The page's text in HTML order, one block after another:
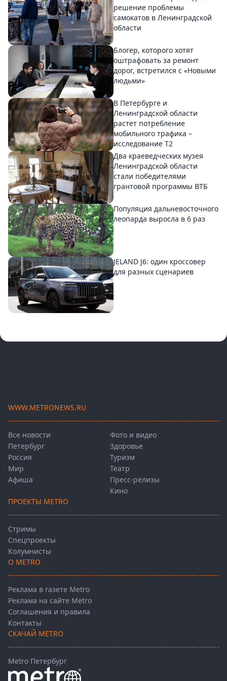
решение проблемы
самокатов в Ленинградской
области
Блогер, которого хотят
оштрафовать за ремонт
дорог, встретился с «Новыми
людьми»
В Петербурге и
Ленинградской области
растет потребление
мобильного трафика –
исследование T2
Два краеведческих музея
Ленинградской области
стали победителями
грантовой программы ВТБ
Популяция дальневосточного
леопарда выросла в 6 раз
JELAND J6: один кроссовер
для разных сценариев
WWW.METRONEWS.RU
Все новости
Петербург
Россия
Мир
Афиша
Фото и видео
Здоровье
Туризм
Театр
Пресс-релизы
Кино
ПРОЕКТЫ METRO
Стримы
Спецпроекты
Колумнисты
О METRO
Реклама в газете Metro
Реклама на сайте Metro
Соглашения и правила
Контакты
СКАЧАЙ METRO
Metro Петербург